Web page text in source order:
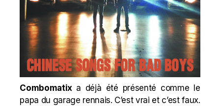
Combomatix a déjà été présenté comme le
papa du garage rennais. C’est vrai et c’est faux.